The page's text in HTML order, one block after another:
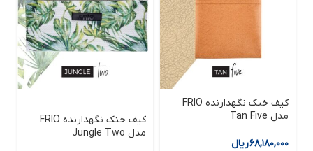
کیف خنک نگهدارنده FRIO
مدل Tan Five
۶۸,۱۸۰,۰۰۰ریال
کیف خنک نگهدارنده FRIO
مدل Jungle Two